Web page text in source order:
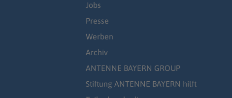
Jobs
Presse
Werben
Archiv
ANTENNE BAYERN GROUP
Stiftung ANTENNE BAYERN hilft